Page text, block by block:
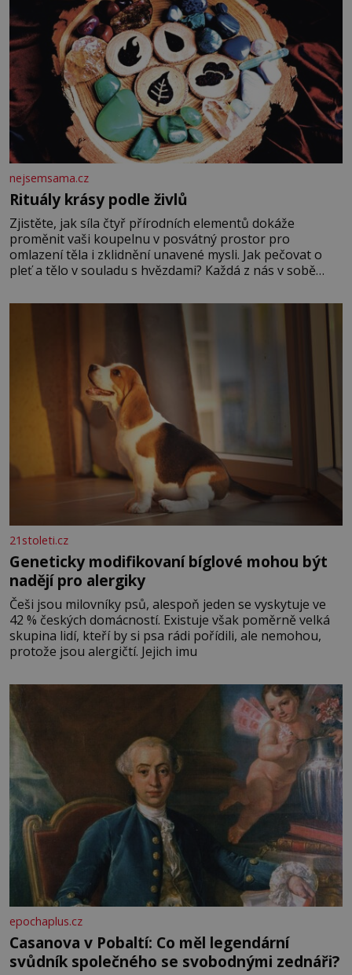
nejsemsama.cz
Rituály krásy podle živlů
Zjistěte, jak síla čtyř přírodních elementů dokáže
proměnit vaši koupelnu v posvátný prostor pro
omlazení těla i zklidnění unavené mysli. Jak pečovat o
pleť a tělo v souladu s hvězdami? Každá z nás v sobě
povaze, ale i v potřebách naší pokožky. Ohnivá znamení
Ženy narozené ve znamení Berana, Lva a Střelce v sobě
nesou žár, odvahu a neutuchající elán. Vaše
21stoleti.cz
Geneticky modifikovaní bíglové mohou být
nadějí pro alergiky
Češi jsou milovníky psů, alespoň jeden se vyskytuje ve
42 % českých domácností. Existuje však poměrně velká
skupina lidí, kteří by si psa rádi pořídili, ale nemohou,
protože jsou alergičtí. Jejich imu
epochaplus.cz
Casanova v Pobaltí: Co měl legendární
svůdník společného se svobodnými zednáři?